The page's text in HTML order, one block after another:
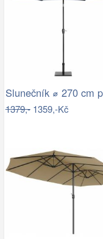
1379,-1359,-Kč